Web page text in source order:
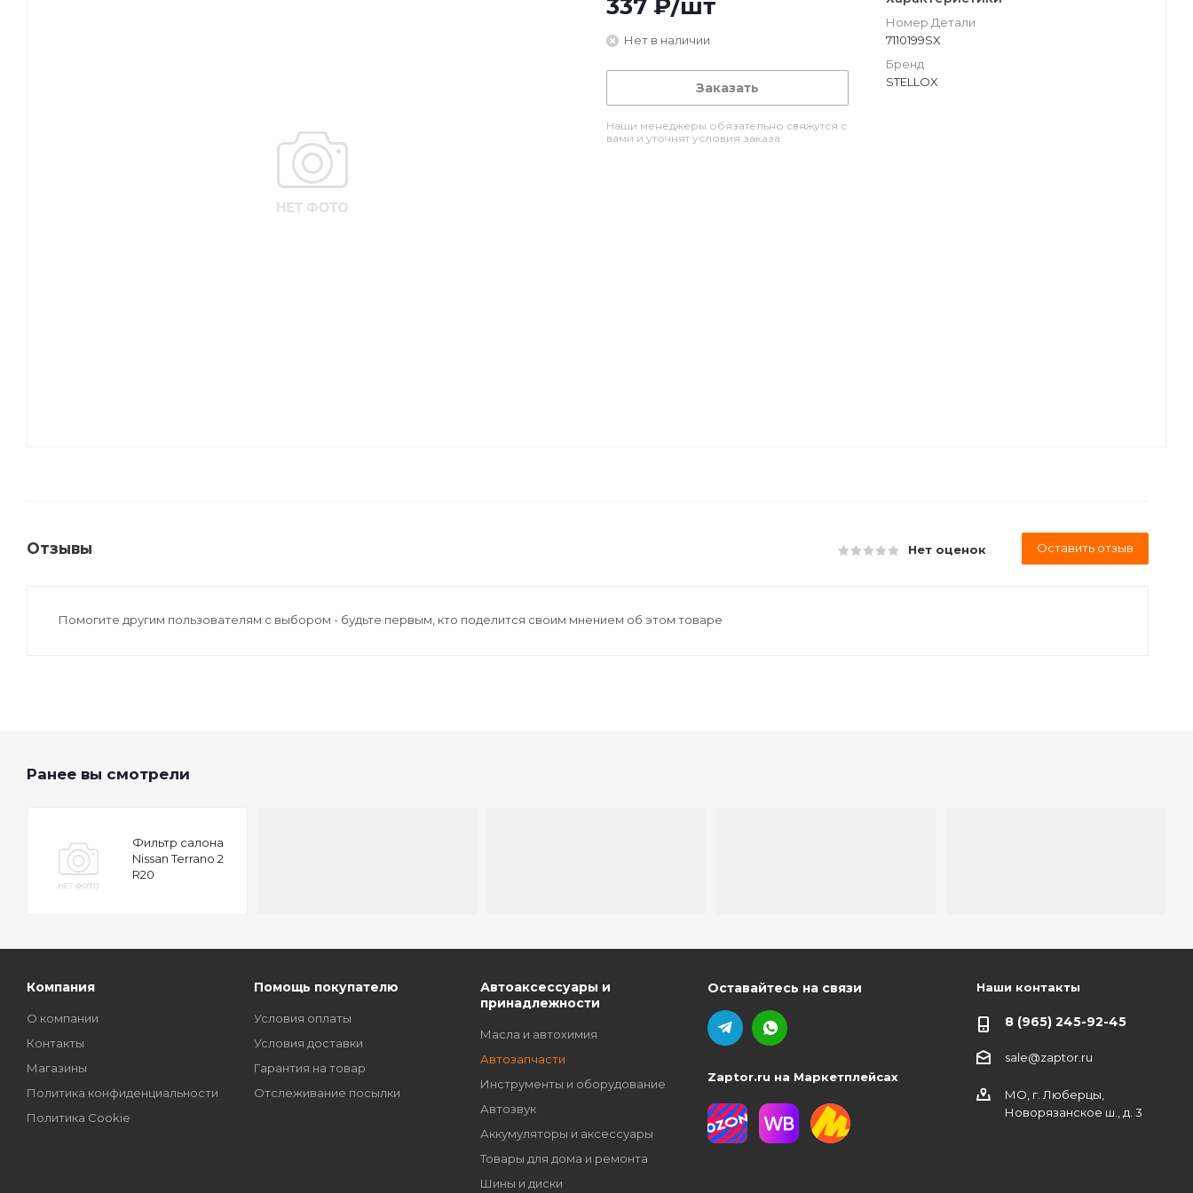
337 ₽/шт
Нет в наличии
Заказать
Наши менеджеры обязательно свяжутся с
вами и уточнят условия заказа
Номер Детали
7110199SX
Бренд
STELLOX
Отзывы Нет оценок Оставить отзыв
Помогите другим пользователям с выбором - будьте первым, кто поделится своим мнением об этом товаре
Ранее вы смотрели
Фильтр салона
Nissan Terrano 2
R20
Компания
О компании
Контакты
Магазины
Политика конфиденциальности
Политика Cookie
Помощь покупателю
Условия оплаты
Условия доставки
Гарантия на товар
Отслеживание посылки
Автоаксессуары и
принадлежности
Масла и автохимия
Автозапчасти
Инструменты и оборудование
Автозвук
Аккумуляторы и аксессуары
Товары для дома и ремонта
Шины и диски
Оставайтесь на связи
Zaptor.ru на Маркетплейсах
Наши контакты
8 (965) 245-92-45
sale@zaptor.ru
МО, г. Люберцы,
Новорязанское ш., д. 3